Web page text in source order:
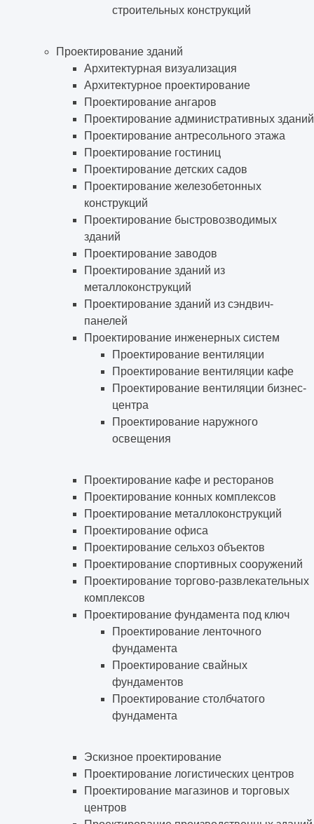
строительных конструкций
Проектирование зданий
Архитектурная визуализация
Архитектурное проектирование
Проектирование ангаров
Проектирование административных зданий
Проектирование антресольного этажа
Проектирование гостиниц
Проектирование детских садов
Проектирование железобетонных
конструкций
Проектирование быстровозводимых
зданий
Проектирование заводов
Проектирование зданий из
металлоконструкций
Проектирование зданий из сэндвич-
панелей
Проектирование инженерных систем
Проектирование вентиляции
Проектирование вентиляции кафе
Проектирование вентиляции бизнес-
центра
Проектирование наружного
освещения
Проектирование кафе и ресторанов
Проектирование конных комплексов
Проектирование металлоконструкций
Проектирование офиса
Проектирование сельхоз объектов
Проектирование спортивных сооружений
Проектирование торгово-развлекательных
комплексов
Проектирование фундамента под ключ
Проектирование ленточного
фундамента
Проектирование свайных
фундаментов
Проектирование столбчатого
фундамента
Эскизное проектирование
Проектирование логистических центров
Проектирование магазинов и торговых
центров